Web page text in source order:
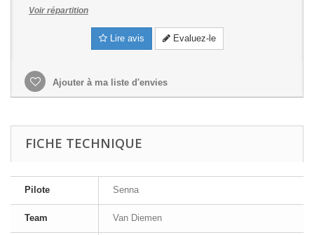
Voir répartition
Lire avis Evaluez-le
Ajouter à ma liste d'envies
FICHE TECHNIQUE
Pilote Senna
Team Van Diemen